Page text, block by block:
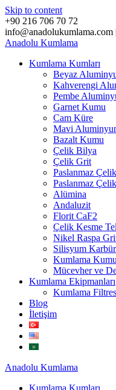
Skip to content
+90 216 706 70 72
info@anadolukumlama.com
Anadolu Kumlama
Kumlama Kumları
Beyaz
Kahverengi
Pembe
Garnet Kumu
Cam Küre
Mavi
Bazalt Kumu
Çelik Bilya
Çelik Grit
Paslanmaz
Paslanmaz
Alümina
Andaluzit
Florit CaF2
Çelik Kesme
Nikel Raspa
Silisyum Karbür
Kumlama Kumu
Mücevher ve
Kumlama Ekipmanları
Kumlama
Blog
İletişim
Anadolu Kumlama
Kumlama Kumları